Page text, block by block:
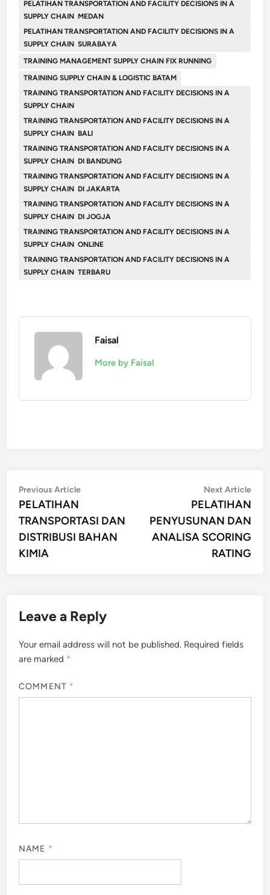
PELATIHAN TRANSPORTATION AND FACILITY DECISIONS IN A
SUPPLY CHAIN MEDAN
PELATIHAN TRANSPORTATION AND FACILITY DECISIONS IN A
SUPPLY CHAIN SURABAYA
TRAINING MANAGEMENT SUPPLY CHAIN FIX RUNNING
TRAINING SUPPLY CHAIN & LOGISTIC BATAM
TRAINING TRANSPORTATION AND FACILITY DECISIONS IN A
SUPPLY CHAIN
TRAINING TRANSPORTATION AND FACILITY DECISIONS IN A
SUPPLY CHAIN BALI
TRAINING TRANSPORTATION AND FACILITY DECISIONS IN A
SUPPLY CHAIN DI BANDUNG
TRAINING TRANSPORTATION AND FACILITY DECISIONS IN A
SUPPLY CHAIN DI JAKARTA
TRAINING TRANSPORTATION AND FACILITY DECISIONS IN A
SUPPLY CHAIN DI JOGJA
TRAINING TRANSPORTATION AND FACILITY DECISIONS IN A
SUPPLY CHAIN ONLINE
TRAINING TRANSPORTATION AND FACILITY DECISIONS IN A
SUPPLY CHAIN TERBARU
Faisal
More by Faisal
Post
navigation
Previous ArticlePrevious
PELATIHAN
TRANSPORTASI DAN
DISTRIBUSI BAHAN
KIMIA
Next Article
PELATIHAN
PENYUSUNAN DAN
ANALISA SCORING
RATING
Leave a Reply
Your email address will not be published. Required fields
are marked *
COMMENT *
NAME *